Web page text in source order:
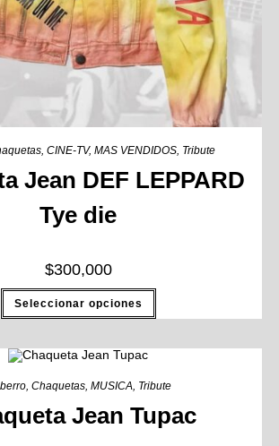
, CINE-TV, MAS VENDIDOS, Tribute
Jean DEF LEPPARD
Tye die
$300,000
Seleccionar opciones
, Chaquetas, MUSICA, Tribute
Jean Tupac